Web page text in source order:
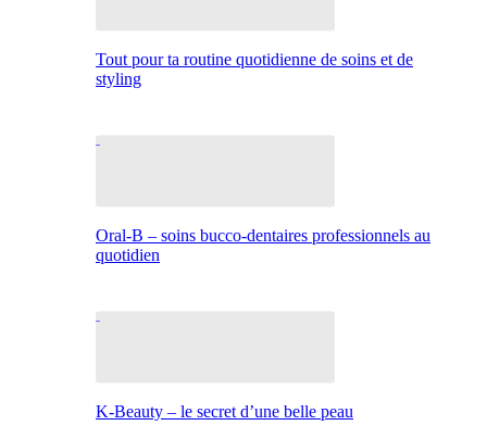
Tout pour ta routine quotidienne de soins et de
styling
Oral-B – soins bucco-dentaires professionnels au
quotidien
K-Beauty – le secret d’une belle peau